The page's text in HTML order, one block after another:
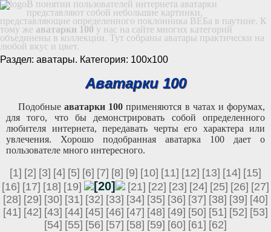
В понятии пользователей интернета аватарки
представляют собой небольшие картинки,
представляющие определенного поклонника ВЕБа в паутине. К
тому же аватарки 100 у нас на сайте многих категорий
объединены в коллекции. Тут собраны аватары практически на
любой вкус и цвет.
Раздел: аватары. Категория: 100х100
Аватарки 100
Подобныеаватарки 100 применяются в чатах и форумах,
для того, что бы демонстрировать собой определенного
любителя интернета, передавать черты его характера или
увлечения. Хорошо подобранная аватарка 100 дает о
пользователе много интересного.
[1] [2] [3] [4] [5] [6] [7] [8] [9] [10] [11] [12] [13] [14] [15]
[16] [17] [18] [19] [20] [21] [22] [23] [24] [25] [26] [27]
[28] [29] [30] [31] [32] [33] [34] [35] [36] [37] [38] [39] [40]
[41] [42] [43] [44] [45] [46] [47] [48] [49] [50] [51] [52] [53]
[54] [55] [56] [57] [58] [59] [60] [61] [62]